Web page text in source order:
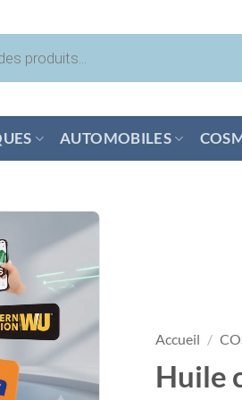
AUTOMOBILES
Accueil /
Huile